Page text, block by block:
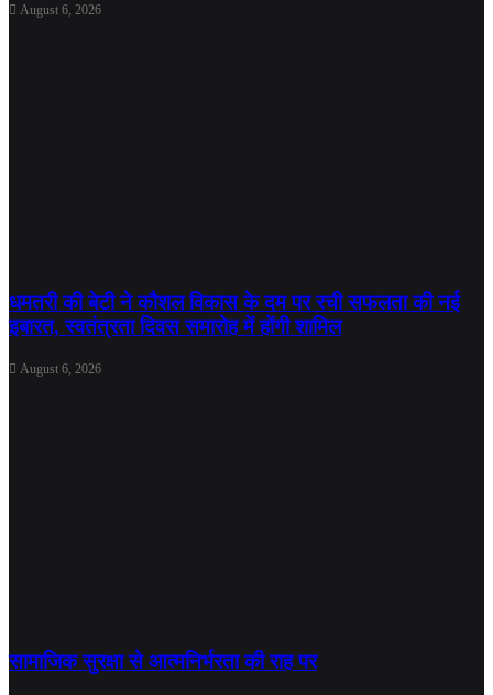
August 6, 2026
धमतरी की बेटी ने कौशल विकास के दम पर रची सफलता की नई
इबारत, स्वतंत्रता दिवस समारोह में होंगी शामिल
August 6, 2026
सामाजिक सुरक्षा से आत्मनिर्भरता की राह पर